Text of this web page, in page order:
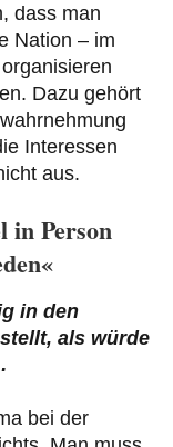
dass man
Nation – im
Dazu gehört
Interessen
aus.
in Person
in den
als würde
bei der